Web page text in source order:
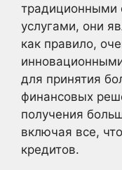
традиционными
услугами, они
как правило,
для принятия
финансовых
получения
включая все,
кредитов.